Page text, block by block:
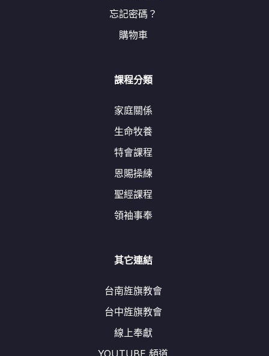
忘記密碼？
購物車
課程分類
家庭關係
生命牧養
特會課程
恩賜操練
聖經課程
領袖事奉
其它連結
台南旌旗教會
台中旌旗教會
線上奉獻
YOUTUBE 頻道